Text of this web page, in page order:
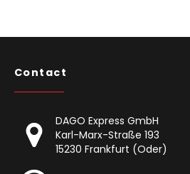
Contact
DAGO Express GmbH
Karl-Marx-Straße 193
15230 Frankfurt (Oder)